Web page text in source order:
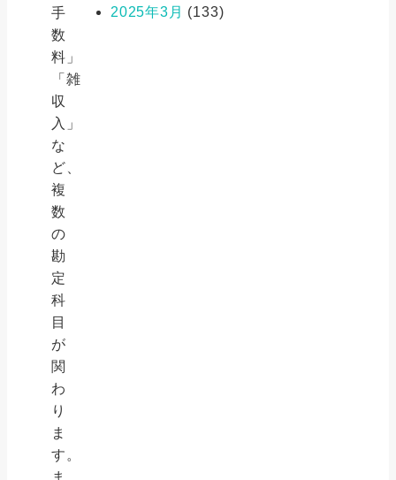
手
数
料」
「雑
収
入」
な
ど、
複
数
の
勘
定
科
目
が
関
わ
り
ま
す。
ま
2025年3月 (133)